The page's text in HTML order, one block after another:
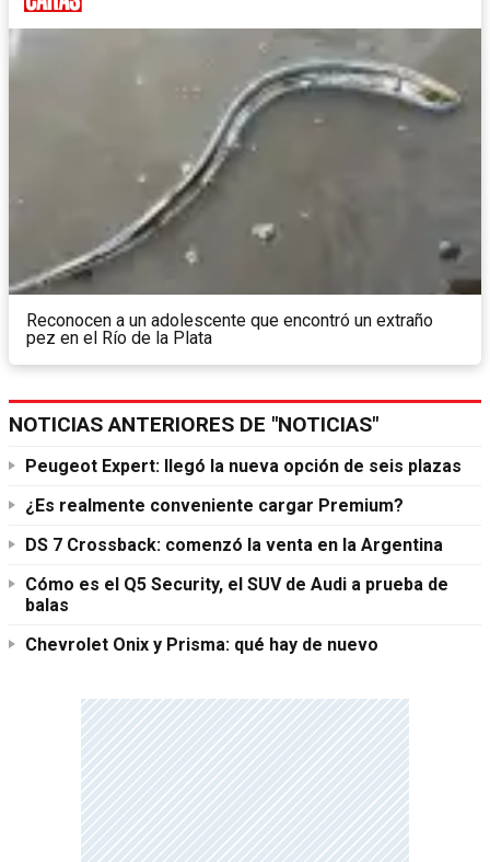
Reconocen a un adolescente que encontró un extraño
pez en el Río de la Plata
NOTICIAS ANTERIORES DE "NOTICIAS"
Peugeot Expert: llegó la nueva opción de seis plazas
¿Es realmente conveniente cargar Premium?
DS 7 Crossback: comenzó la venta en la Argentina
Cómo es el Q5 Security, el SUV de Audi a prueba de
balas
Chevrolet Onix y Prisma: qué hay de nuevo